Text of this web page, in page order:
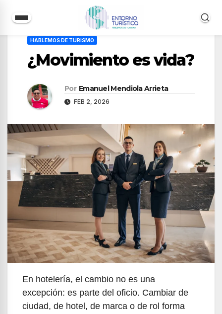
contenido
HABLEMOS DE TURISMO
¿Movimiento es vida?
Por Emanuel Mendiola Arrieta
FEB 2, 2026
En hotelería, el cambio no es una
excepción: es parte del oficio. Cambiar de
ciudad, de hotel, de marca o de rol forma